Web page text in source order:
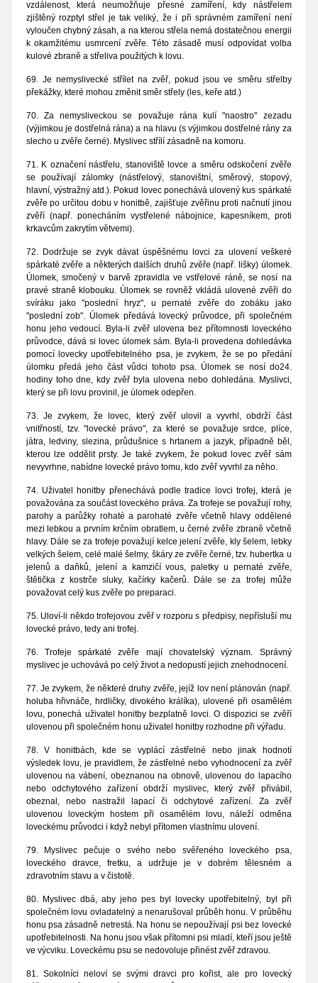
vzdálenost, která neumožňuje přesné zamíření, kdy nástřelem
zjištěný rozptyl střel je tak veliký, že i při správném zamíření není
vyloučen chybný zásah, a na kterou střela nemá dostatečnou energii
k okamžitému usmrcení zvěře. Této zásadě musí odpovídat volba
kulové zbraně a střeliva použitých k lovu.
69. Je nemyslivecké střílet na zvěř, pokud jsou ve směru střelby
překážky, které mohou změnit směr střely (les, keře atd.)
70. Za nemysliveckou se považuje rána kulí "naostro" zezadu
(výjimkou je dostřelná rána) a na hlavu (s výjimkou dostřelné rány za
slecho u zvěře černé). Myslivec střílí zásadně na komoru.
71. K označení nástřelu, stanoviště lovce a směru odskočení zvěře
se používají zálomky (nástřelový, stanovištní, směrový, stopový,
hlavní, výstražný atd.). Pokud lovec ponechává ulovený kus spárkaté
zvěře po určitou dobu v honitbě, zajišťuje zvěřinu proti načnutí jinou
zvěří (např. ponecháním vystřelené nábojnice, kapesníkem, proti
krkavcům zakrytím větvemi).
72. Dodržuje se zvyk dávat úspěšnému lovci za ulovení veškeré
spárkaté zvěře a některých dalších druhů zvěře (např. lišky) úlomek.
Úlomek, smočený v barvě zpravidla ve vstřelové ráně, se nosí na
pravé straně klobouku. Úlomek se rovněž vkládá ulovené zvěři do
svíráku jako "poslední hryz", u pernaté zvěře do zobáku jako
"poslední zob". Úlomek předává lovecký průvodce, při společném
honu jeho vedoucí. Byla-li zvěř ulovena bez přítomnosti loveckého
průvodce, dává si lovec úlomek sám. Byla-li provedena dohledávka
pomocí lovecky upotřebitelného psa, je zvykem, že se po předání
úlomku předá jeho část vůdci tohoto psa. Úlomek se nosí do24.
hodiny toho dne, kdy zvěř byla ulovena nebo dohledána. Myslivci,
který se při lovu provinil, je úlomek odepřen.
73. Je zvykem, že lovec, který zvěř ulovil a vyvrhl, obdrží část
vnitřností, tzv. "lovecké právo", za které se považuje srdce, plíce,
játra, ledviny, slezina, průdušnice s hrtanem a jazyk, případně běl,
kterou lze oddělit prsty. Je také zvykem, že pokud lovec zvěř sám
nevyvrhne, nabídne lovecké právo tomu, kdo zvěř vyvrhl za něho.
74. Uživatel honitby přenechává podle tradice lovci trofej, která je
považována za součást loveckého práva. Za trofeje se považují rohy,
parohy a parůžky rohaté a parohaté zvěře včetně hlavy oddělené
mezi lebkou a prvním krčním obratlem, u černé zvěře zbraně včetně
hlavy. Dále se za trofeje považují kelce jelení zvěře, kly šelem, lebky
velkých šelem, celé malé šelmy, škáry ze zvěře černé, tzv. hubertka u
jelenů a daňků, jelení a kamzičí vous, paletky u pernaté zvěře,
štětička z kostrče sluky, kačírky kačerů. Dále se za trofej může
považovat celý kus zvěře po preparaci.
75. Uloví-li někdo trofejovou zvěř v rozporu s předpisy, nepřísluší mu
lovecké právo, tedy ani trofej.
76. Trofeje spárkaté zvěře mají chovatelský význam. Správný
myslivec je uchovává po celý život a nedopustí jejich znehodnocení.
77. Je zvykem, že některé druhy zvěře, jejíž lov není plánován (např.
holuba hřivnáče, hrdličky, divokého králíka), ulovené při osamělém
lovu, ponechá uživatel honitby bezplatně lovci. O dispozici se zvěří
ulovenou při společném honu uživatel honitby rozhodne při výřadu.
78. V honitbách, kde se vyplácí zástřelné nebo jinak hodnotí
výsledek lovu, je pravidlem, že zástřelné nebo vyhodnocení za zvěř
ulovenou na vábení, obeznanou na obnově, ulovenou do lapacího
nebo odchytového zařízení obdrží myslivec, který zvěř přivábil,
obeznal, nebo nastražil lapací či odchytové zařízení. Za zvěř
ulovenou loveckým hostem při osamělém lovu, náleží odměna
loveckému průvodci i když nebyl přítomen vlastnímu ulovení.
79. Myslivec pečuje o svého nebo svěřeného loveckého psa,
loveckého dravce, fretku, a udržuje je v dobrém tělesném a
zdravotním stavu a v čistotě.
80. Myslivec dbá, aby jeho pes byl lovecky upotřebitelný, byl při
společném lovu ovladatelný a nenarušoval průběh honu. V průběhu
honu psa zásadně netrestá. Na honu se nepoužívají psi bez lovecké
upotřebitelnosti. Na honu jsou však přítomni psi mladí, kteří jsou ještě
ve výcviku. Loveckému psu se nedovoluje přinést zvěř zdravou.
81. Sokolníci neloví se svými dravci pro kořist, ale pro lovecký